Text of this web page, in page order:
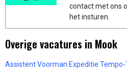
contact met ons
het insturen.
Overige vacatures in Mook
Assistent Voorman Expeditie